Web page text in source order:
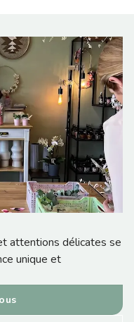
attentions délicates se
unique et